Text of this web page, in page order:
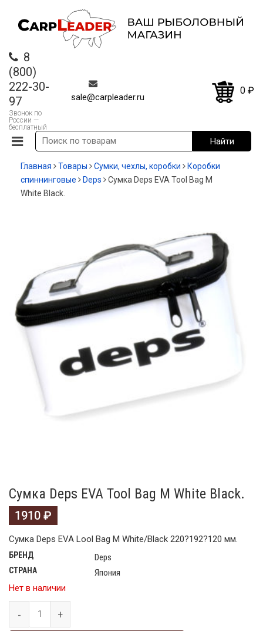
8
(800)
222-30-
97
Звонок по
России —
бесплатный
sale@carpleader.ru
0 ₽
Главная Товары Сумки, чехлы, коробки
Коробки
спиннинговые
Deps
Сумка Deps EVA Tool Bag M
White Black.
Сумка Deps EVA Tool Bag M White Black.
1910 ₽
Сумка Deps EVA Lool Bag M White/Black 220?192?120 мм.
БРЕНД Deps
СТРАНА
Япония
Нет в наличии